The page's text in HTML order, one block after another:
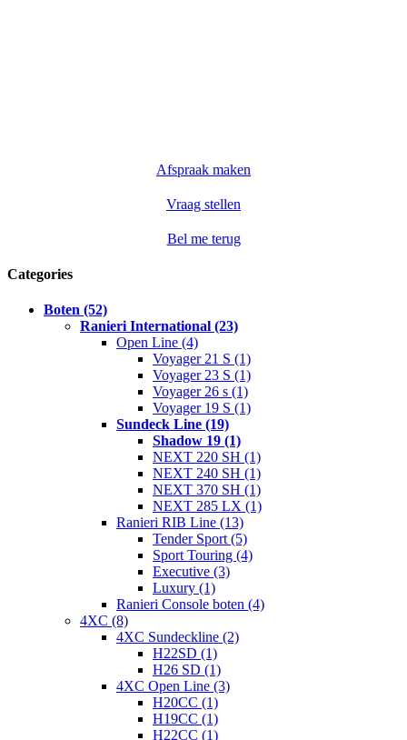
Afspraak maken
Vraag stellen
Bel me terug
Categories
Boten (52)
Ranieri International (23)
Open Line (4)
Voyager 21 S (1)
Voyager 23 S (1)
Voyager 26 s (1)
Voyager 19 S (1)
Sundeck Line (19)
Shadow 19 (1)
NEXT 220 SH (1)
NEXT 240 SH (1)
NEXT 370 SH (1)
NEXT 285 LX (1)
Ranieri RIB Line (13)
Tender Sport (5)
Sport Touring (4)
Executive (3)
Luxury (1)
Ranieri Console boten (4)
4XC (8)
4XC Sundeckline (2)
H22SD (1)
H26 SD (1)
4XC Open Line (3)
H20CC (1)
H19CC (1)
H22CC (1)